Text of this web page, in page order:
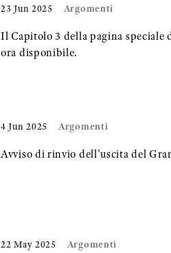
23 Jun 2025 Argomenti
Il Capitolo 3 della pagina speciale
ora disponibile.
4 Jun 2025 Argomenti
Avviso di rinvio dell'uscita del
22 May 2025 Argomenti